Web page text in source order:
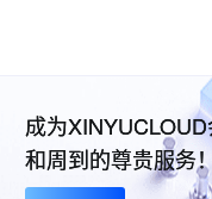
成为
和周到的尊贵服务！